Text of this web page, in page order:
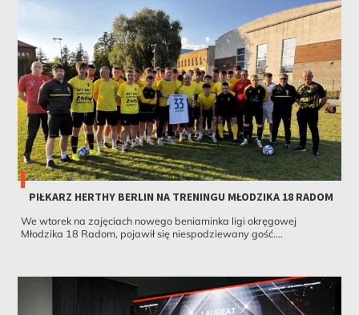
PIŁKARZ HERTHY BERLIN NA TRENINGU MŁODZIKA 18 RADOM
We wtorek na zajęciach nowego beniaminka ligi okręgowej
Młodzika 18 Radom, pojawił się niespodziewany gość....